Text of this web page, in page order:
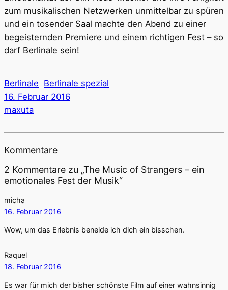
zum musikalischen Netzwerken unmittelbar zu spüren
und ein tosender Saal machte den Abend zu einer
begeisternden Premiere und einem richtigen Fest – so
darf Berlinale sein!
Berlinale Berlinale spezial
16. Februar 2016
maxuta
Kommentare
2 Kommentare zu „The Music of Strangers – ein
emotionales Fest der Musik“
micha
16. Februar 2016
Wow, um das Erlebnis beneide ich dich ein bisschen.
Raquel
18. Februar 2016
Es war für mich der bisher schönste Film auf einer wahnsinnig